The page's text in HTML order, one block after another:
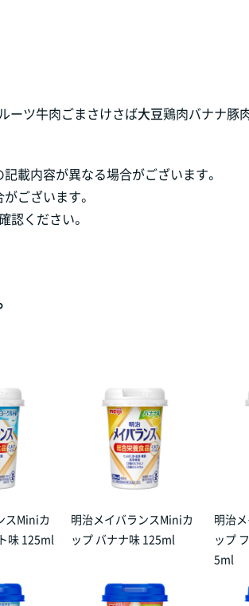
ーツ牛肉ごまさけさば大豆鶏肉バナナ豚
載内容が異なる場合がございます。
ございます。
認ください。
スMiniカ
味 125ml
明治メイバランスMiniカ
ップ バナナ味 125ml
明治
ップ
5ml